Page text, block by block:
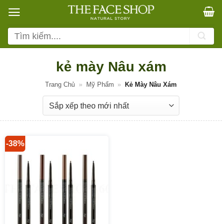
qua
nội
dung
Tìm
kiếm:
kẻ mày Nâu xám
Trang Chủ » Mỹ Phẩm » Kẻ Mày Nâu Xám
-38%